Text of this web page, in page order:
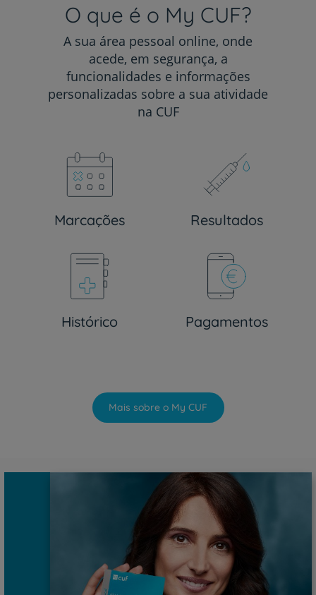
O que é o My CUF?
A sua área pessoal online, onde
acede, em segurança, a
funcionalidades e informações
personalizadas sobre a sua atividade
na CUF
Marcações Resultados
Histórico Pagamentos
Mais sobre o My CUF